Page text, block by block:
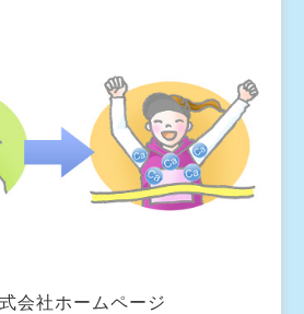
会社ホームページ